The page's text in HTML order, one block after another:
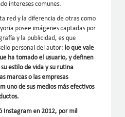
intereses comunes.
red y la diferencia de otras como
posee imágenes captadas por
y la publicidad, es que
personal del autor: lo que vale
ha tomado el usuario, y definen
estilo de vida y su rutina
marcas o las empresas
uno de sus medios más efectivos
Instagram en 2012, por mil